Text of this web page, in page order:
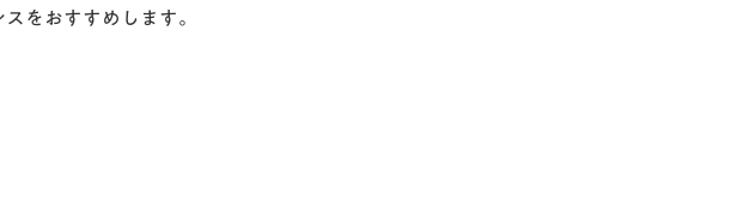
をおすすめします。